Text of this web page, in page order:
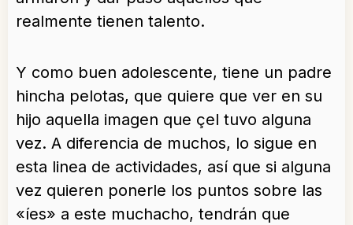
realmente tienen talento.
Y como buen adolescente, tiene un padre
hincha pelotas, que quiere que ver en su
hijo aquella imagen que çel tuvo alguna
vez. A diferencia de muchos, lo sigue en
esta linea de actividades, así que si alguna
vez quieren ponerle los puntos sobre las
«íes» a este muchacho, tendrán que